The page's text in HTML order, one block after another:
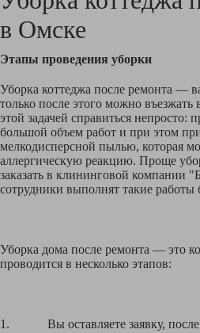
в Омске
Этапы проведения уборки
Уборка коттеджа после ремонта —
только после этого можно въезжать
этой задачей справиться непросто:
большой объем работ и при этом
мелкодисперсной пылью, которая
аллергическую реакцию. Проще
заказать в клининговой компании
сотрудники выполнят такие работы
Уборка дома после ремонта — это
проводится в несколько этапов:
1. Вы оставляете заявку, после